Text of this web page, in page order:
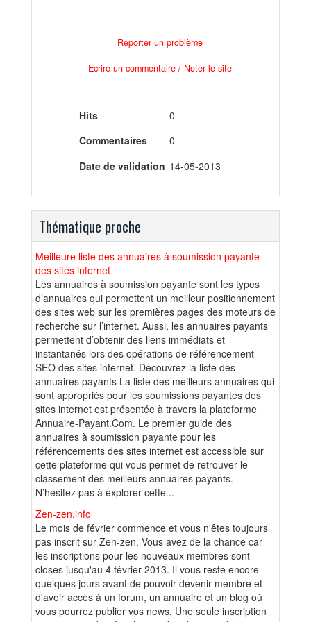
Reporter un problème
Ecrire un commentaire / Noter le site
Hits
0
Commentaires
0
Date de validation 14-05-2013
Thématique proche
Meilleure liste des annuaires à soumission payante
des sites internet
Les annuaires à soumission payante sont les types
d’annuaires qui permettent un meilleur positionnement
des sites web sur les premières pages des moteurs de
recherche sur l’internet. Aussi, les annuaires payants
permettent d’obtenir des liens immédiats et
instantanés lors des opérations de référencement
SEO des sites internet. Découvrez la liste des
annuaires payants La liste des meilleurs annuaires qui
sont appropriés pour les soumissions payantes des
sites internet est présentée à travers la plateforme
Annuaire-Payant.Com. Le premier guide des
annuaires à soumission payante pour les
référencements des sites internet est accessible sur
cette plateforme qui vous permet de retrouver le
classement des meilleurs annuaires payants.
N’hésitez pas à explorer cette...
Zen-zen.info
Le mois de février commence et vous n'êtes toujours
pas inscrit sur Zen-zen. Vous avez de la chance car
les inscriptions pour les nouveaux membres sont
closes jusqu'au 4 février 2013. Il vous reste encore
quelques jours avant de pouvoir devenir membre et
d'avoir accès à un forum, un annuaire et un blog où
vous pourrez publier vos news. Une seule inscription